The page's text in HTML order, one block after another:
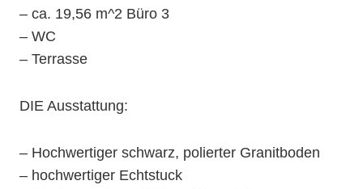
– ca. 19,56 m^2 Büro 3
– WC
– Terrasse
DIE Ausstattung:
– Hochwertiger schwarz, polierter Granitboden
– hochwertiger Echtstuck